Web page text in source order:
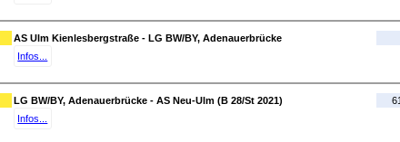
AS Ulm Kienlesbergstraße - LG BW/BY, Adenauerbrücke
Infos...
LG BW/BY, Adenauerbrücke - AS Neu-Ulm (B 28/St 2021)
Infos...